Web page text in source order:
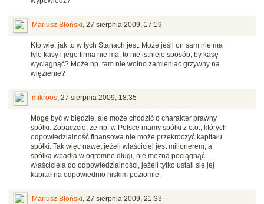
Mariusz Błoński, 27 sierpnia 2009, 17:19
Kto wie, jak to w tych Stanach jest. Może jeśli on sam nie ma
tyle kasy i jego firma nie ma, to nie istnieje sposób, by kasę
wyciągnąć? Może np. tam nie wolno zamieniać grzywny na
więzienie?
mikroos, 27 sierpnia 2009, 18:35
Mogę być w błędzie, ale może chodzić o charakter prawny
spółki. Zobaczcie, że np. w Polsce mamy spółki z o.o., których
odpowiedzialność finansowa nie może przekroczyć kapitału
spółki. Tak więc nawet jeżeli właściciel jest milionerem, a
spółka wpadła w ogromne długi, nie można pociągnąć
właściciela do odpowiedzialności, jeżeli tylko ustali się jej
kapitał na odpowiednio niskim poziomie.
Mariusz Błoński, 27 sierpnia 2009, 21:33